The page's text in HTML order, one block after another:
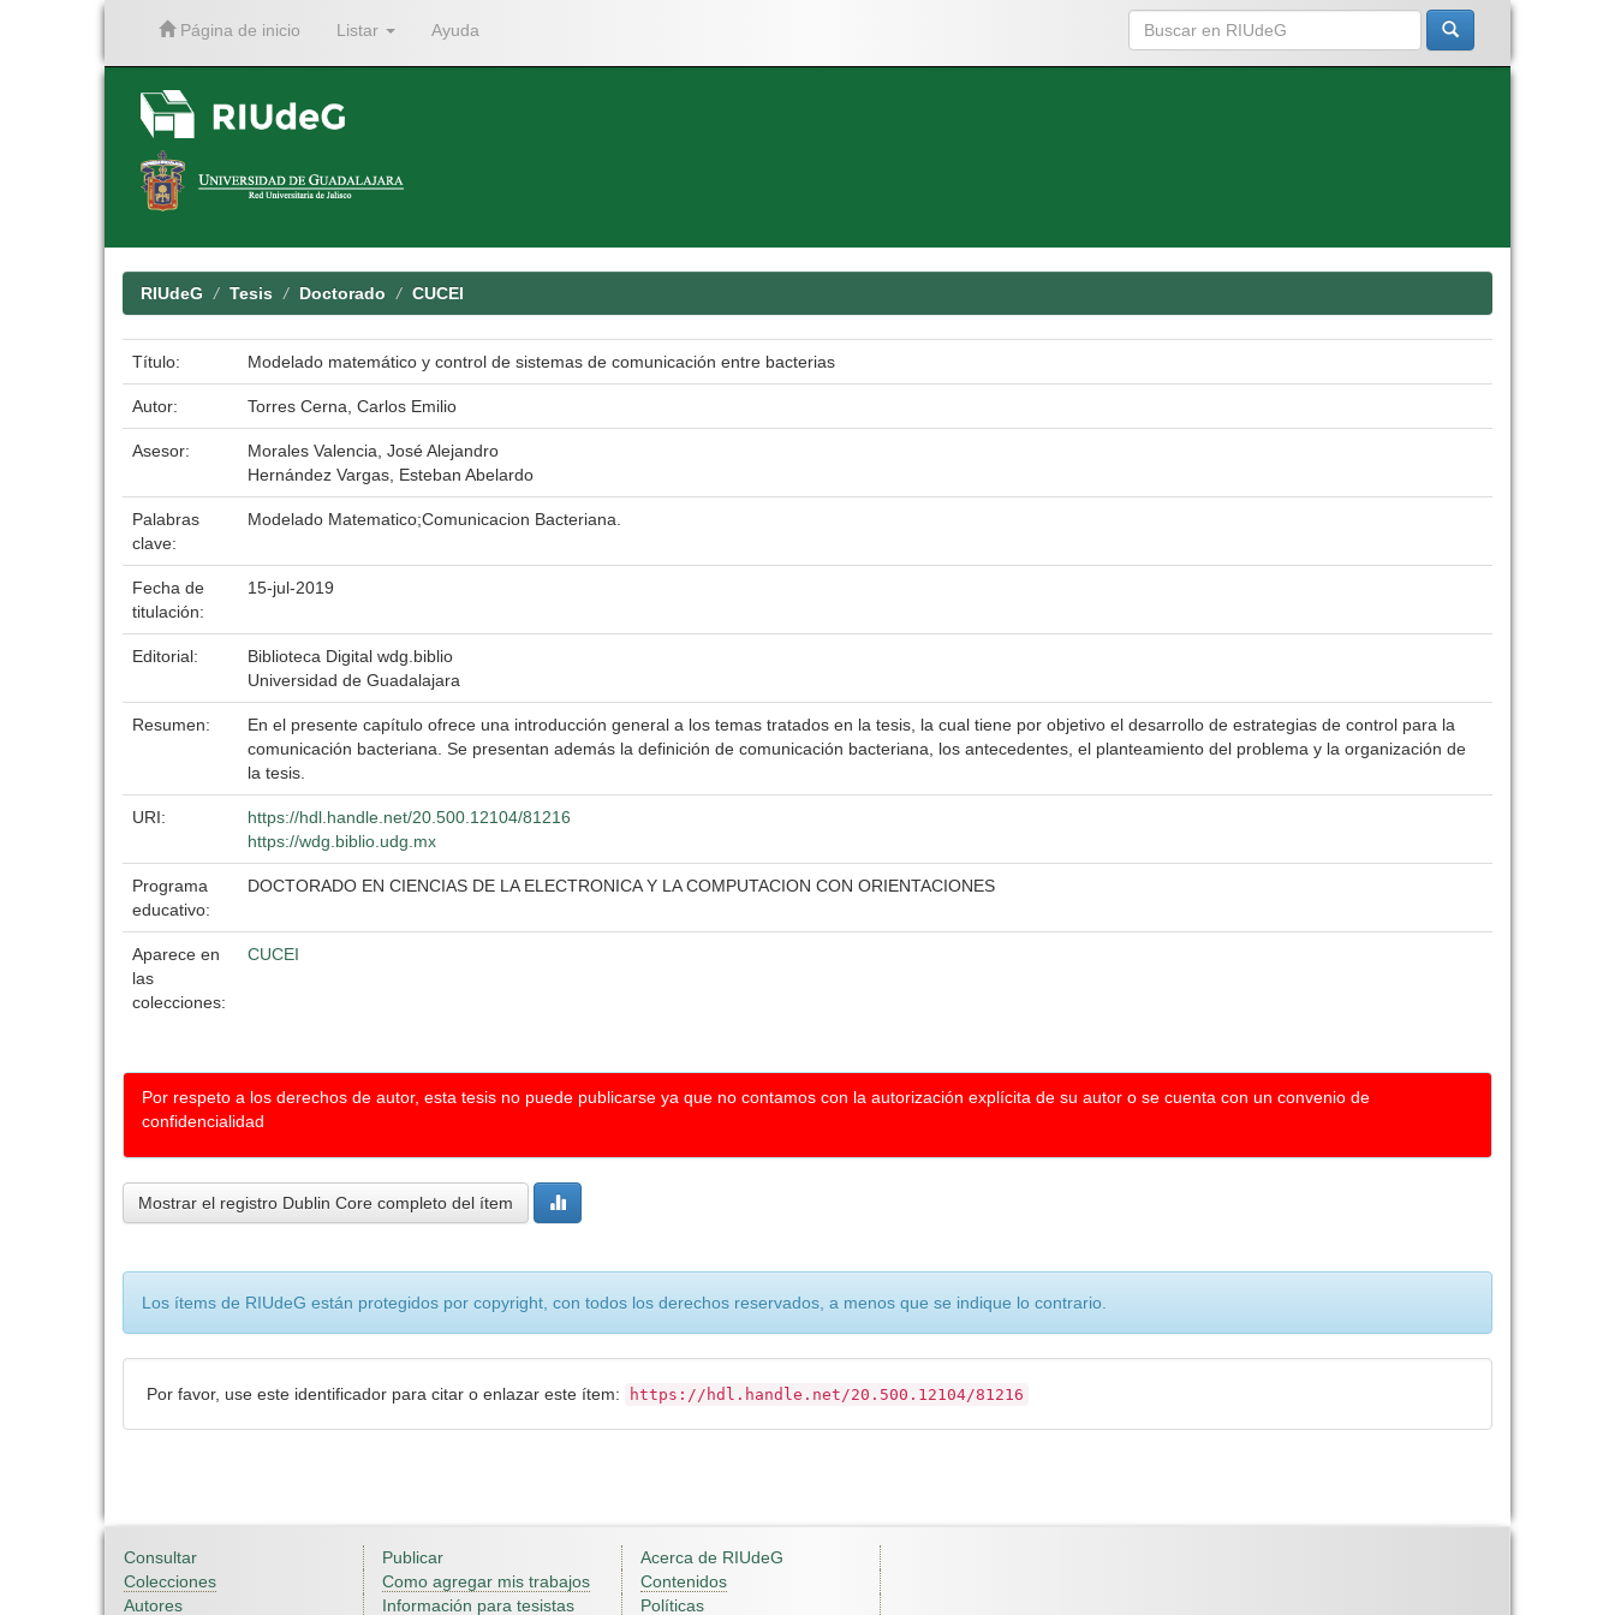
Página de inicio Listar Ayuda
RIUdeG Tesis Doctorado CUCEI
Título: Modelado matemático y control de sistemas de comunicación entre bacterias
Autor: Torres Cerna, Carlos Emilio
Asesor:
Morales Valencia, José Alejandro
Hernández Vargas, Esteban Abelardo
Palabras
clave:
Modelado Matematico;Comunicacion Bacteriana.
Fecha de
titulación:
15-jul-2019
Editorial:
Biblioteca Digital wdg.biblio
Universidad de Guadalajara
Resumen:
En el presente capítulo ofrece una introducción general a los temas tratados en la tesis, la cual tiene por objetivo el desarrollo de estrategias de control para la
comunicación bacteriana. Se presentan además la definición de comunicación bacteriana, los antecedentes, el planteamiento del problema y la organización de
la tesis.
URI:
https://hdl.handle.net/20.500.12104/81216
https://wdg.biblio.udg.mx
Programa
educativo:
DOCTORADO EN CIENCIAS DE LA ELECTRONICA Y LA COMPUTACION CON ORIENTACIONES
Aparece en
las
colecciones:
CUCEI
Por respeto a los derechos de autor, esta tesis no puede publicarse ya que no contamos con la autorización explícita de su autor o se cuenta con un convenio de
confidencialidad
Mostrar el registro Dublin Core completo del ítem
Los ítems de RIUdeG están protegidos por copyright, con todos los derechos reservados, a menos que se indique lo contrario.
Por favor, use este identificador para citar o enlazar este ítem: https://hdl.handle.net/20.500.12104/81216
Consultar
Colecciones
Autores
Publicar
Como agregar mis trabajos
Información para tesistas
Acerca de RIUdeG
Contenidos
Políticas